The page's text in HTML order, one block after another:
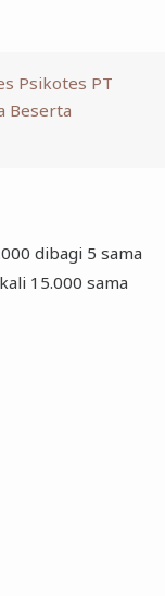
Psikotes PT
Beserta
dibagi 5 sama
15.000 sama